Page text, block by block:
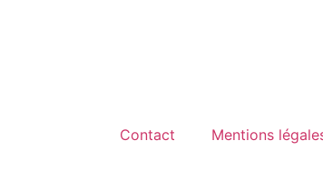
Contact Mentions